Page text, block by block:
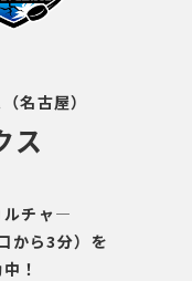
名古屋）
ス
ルチャ―
から3分）を
！